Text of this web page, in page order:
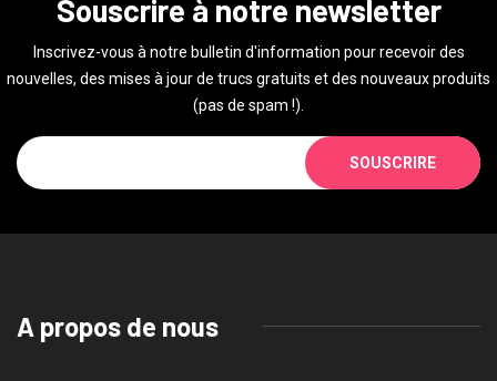
Souscrire à notre newsletter
Inscrivez-vous à notre bulletin d'information pour recevoir des
nouvelles, des mises à jour de trucs gratuits et des nouveaux produits
(pas de spam !).
SOUSCRIRE
A propos de nous